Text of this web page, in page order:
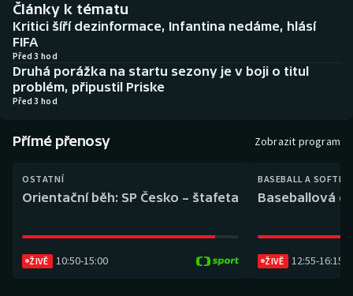
Basketbal
Biatlon
Boby a skeleton
Box
Curling
Historické návraty
Aplikace ČT sport
AZ kvíz
Články k tématu
Kritici šíří dezinformace, Infantina nedáme, hlásí
FIFA
Před 3 hod
Druhá porážka na startu sezony je v boji o titul
problém, připustil Priske
Před 3 hod
Přímé přenosy Zobrazit program
OSTATNÍ
Orientační běh: SP Česko – štafeta
ŽIVĚ 10:50-15:00
BASEBALL A
Baseballová
ŽIVĚ 12:55-16:15